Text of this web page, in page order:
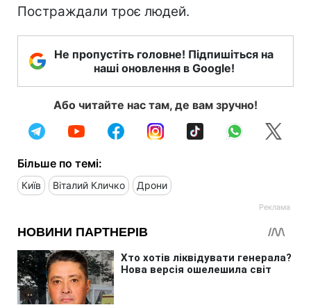
Постраждали троє людей.
Не пропустіть головне! Підпишіться на
наші оновлення в Google!
Або читайте нас там, де вам зручно!
Більше по темі:
Київ Віталий Кличко Дрони